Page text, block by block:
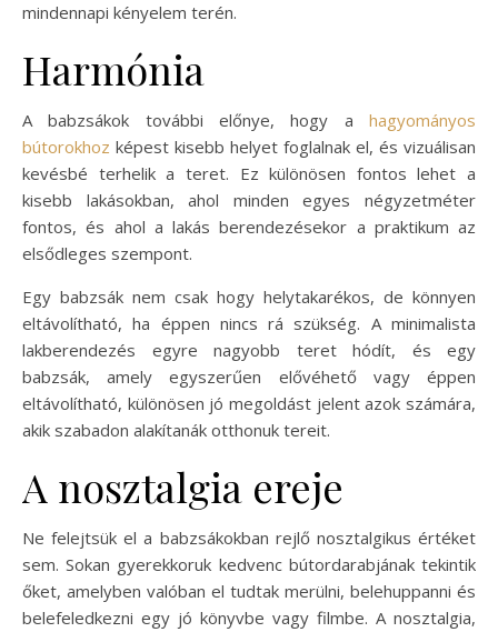
mindennapi kényelem terén.
Harmónia
A babzsákok további előnye, hogy a hagyományos
bútorokhoz képest kisebb helyet foglalnak el, és vizuálisan
kevésbé terhelik a teret. Ez különösen fontos lehet a
kisebb lakásokban, ahol minden egyes négyzetméter
fontos, és ahol a lakás berendezésekor a praktikum az
elsődleges szempont.
Egy babzsák nem csak hogy helytakarékos, de könnyen
eltávolítható, ha éppen nincs rá szükség. A minimalista
lakberendezés egyre nagyobb teret hódít, és egy
babzsák, amely egyszerűen elővéhető vagy éppen
eltávolítható, különösen jó megoldást jelent azok számára,
akik szabadon alakítanák otthonuk tereit.
A nosztalgia ereje
Ne felejtsük el a babzsákokban rejlő nosztalgikus értéket
sem. Sokan gyerekkoruk kedvenc bútordarabjának tekintik
őket, amelyben valóban el tudtak merülni, belehuppanni és
belefeledkezni egy jó könyvbe vagy filmbe. A nosztalgia,